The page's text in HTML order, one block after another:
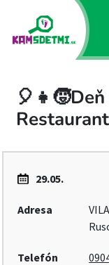
29.05.
Adresa
Telefón